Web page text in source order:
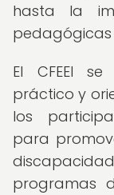
hasta la
pedagógicas
El CFEEI
práctico y
los
para
programas